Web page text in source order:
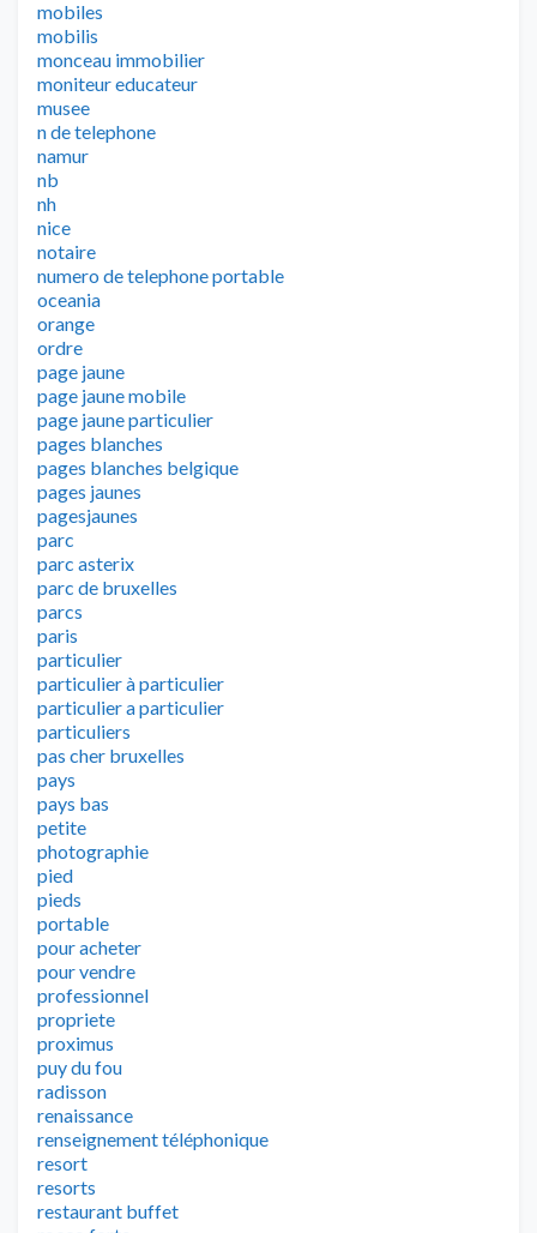
mobiles
mobilis
monceau immobilier
moniteur educateur
musee
n de telephone
namur
nb
nh
nice
notaire
numero de telephone portable
oceania
orange
ordre
page jaune
page jaune mobile
page jaune particulier
pages blanches
pages blanches belgique
pages jaunes
pagesjaunes
parc
parc asterix
parc de bruxelles
parcs
paris
particulier
particulier à particulier
particulier a particulier
particuliers
pas cher bruxelles
pays
pays bas
petite
photographie
pied
pieds
portable
pour acheter
pour vendre
professionnel
propriete
proximus
puy du fou
radisson
renaissance
renseignement téléphonique
resort
resorts
restaurant buffet